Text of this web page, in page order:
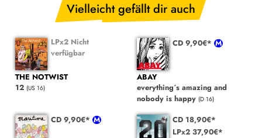
Vielleicht gefällt dir auch
LPx2 Nicht
verfügbar
THE NOTWIST
12 (US 16)
CD 9,90€*
ABAY
everything´s amazing and
nobody is happy (D 16)
CD 9,90€*
CD 18,90€*
LPx2 37,90€*